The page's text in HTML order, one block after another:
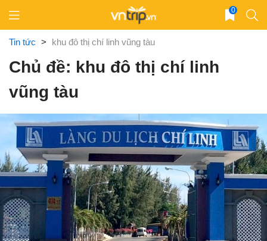
content
0
Tin tức > khu đô thị chí linh vũng tàu
Chủ đề: khu đô thị chí linh
vũng tàu